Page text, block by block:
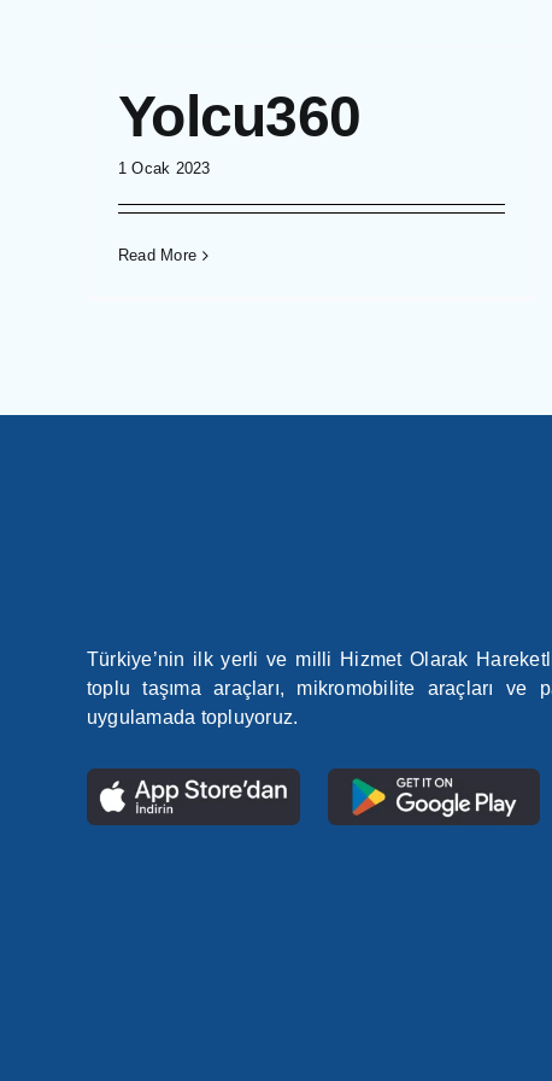
Yolcu360
1 Ocak 2023
Read More
Türkiye’nin ilk yerli ve milli Hizmet Olarak
toplu taşıma araçları, mikromobilite araçları ve
uygulamada topluyoruz.